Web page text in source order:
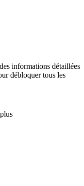
informations détaillées
débloquer tous les